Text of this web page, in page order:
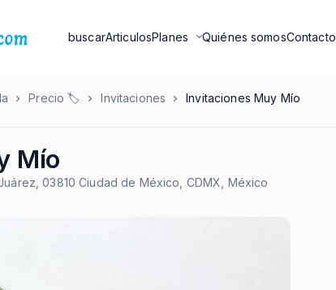
buscarArticulosPlanes Quiénes somosContacto
Precio 🏷️ Invitaciones Invitaciones Muy Mío
Mío
03810 Ciudad de México, CDMX, México